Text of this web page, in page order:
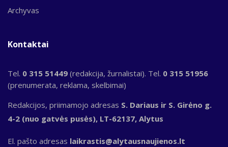
Archyvas
Kontaktai
Tel. 0 315 51449 (redakcija, žurnalistai). Tel. 0 315 51956
(prenumerata, reklama, skelbimai)
Redakcijos, priimamojo adresas S. Dariaus ir S. Girėno g.
4-2 (nuo gatvės pusės), LT-62137, Alytus
El. pašto adresas laikrastis@alytausnaujienos.lt